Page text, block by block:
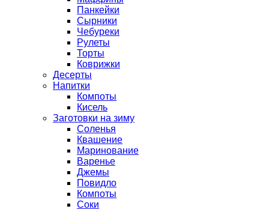
Панкейки
Сырники
Чебуреки
Рулеты
Торты
Коврижки
Десерты
Напитки
Компоты
Кисель
Заготовки на зиму
Соленья
Квашение
Маринование
Варенье
Джемы
Повидло
Компоты
Соки